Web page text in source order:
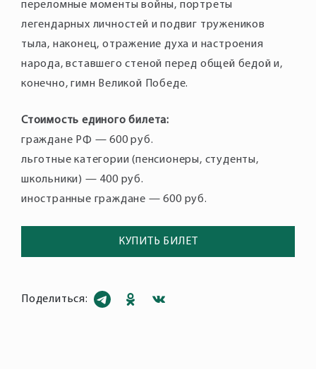
переломные моменты войны, портреты
легендарных личностей и подвиг тружеников
тыла, наконец, отражение духа и настроения
народа, вставшего стеной перед общей бедой и,
конечно, гимн Великой Победе.
Стоимость единого билета:
граждане РФ — 600 руб.
льготные категории (пенсионеры, студенты,
школьники) — 400 руб.
иностранные граждане — 600 руб.
КУПИТЬ БИЛЕТ
Поделиться: